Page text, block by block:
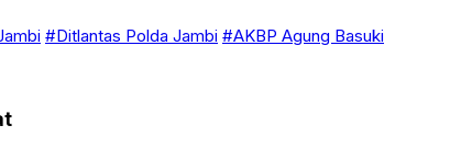
#Ditlantas Polda Jambi #AKBP Agung Basuki